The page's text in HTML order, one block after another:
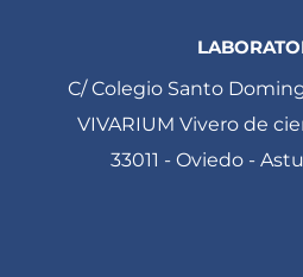
C/ Colegio Santo
VIVARIUM Vivero de
33011 - Oviedo -